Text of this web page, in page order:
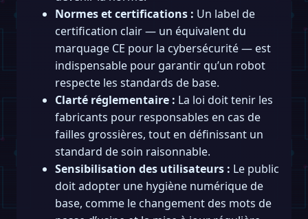
Normes et certifications : Un label de
certification clair — un équivalent du
marquage CE pour la cybersécurité — est
indispensable pour garantir qu’un robot
respecte les standards de base.
Clarté réglementaire : La loi doit tenir les
fabricants pour responsables en cas de
failles grossières, tout en définissant un
standard de soin raisonnable.
Sensibilisation des utilisateurs : Le public
doit adopter une hygiène numérique de
base, comme le changement des mots de